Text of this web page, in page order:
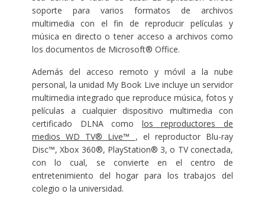
soporte para varios formatos de archivos
multimedia con el fin de reproducir películas y
música en directo o tener acceso a archivos como
los documentos de Microsoft® Office.
Además del acceso remoto y móvil a la nube
personal, la unidad My Book Live incluye un servidor
multimedia integrado que reproduce música, fotos y
películas a cualquier dispositivo multimedia con
certificado DLNA como los reproductores de
medios WD TV® Live™ , el reproductor Blu-ray
Disc™, Xbox 360®, PlayStation® 3, o TV conectada,
con lo cual, se convierte en el centro de
entretenimiento del hogar para los trabajos del
colegio o la universidad.